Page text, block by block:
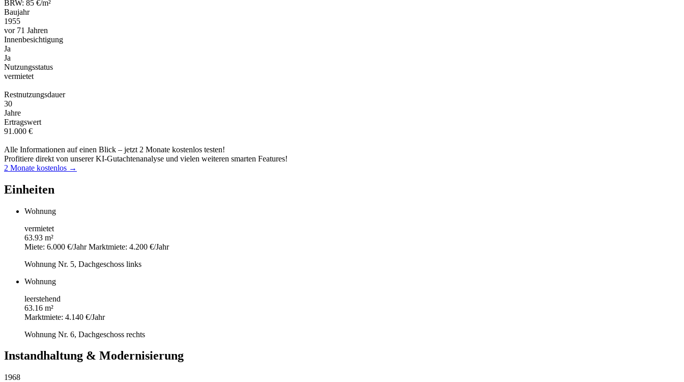
BRW: 85 €/m²
Baujahr
1955
vor 71 Jahren
Innenbesichtigung
Ja
Ja
Nutzungsstatus
vermietet
Restnutzungsdauer
30
Jahre
Ertragswert
91.000 €
Alle Informationen auf einen Blick – jetzt 2 Monate kostenlos testen!
Profitiere direkt von unserer KI-Gutachtenanalyse und vielen weiteren smarten Features!
2 Monate kostenlos →
Einheiten
Wohnung
vermietet
63.93 m²
Miete: 6.000 €/JahrMarktmiete: 4.200 €/Jahr
Wohnung Nr. 5, Dachgeschoss links
Wohnung
leerstehend
63.16 m²
Marktmiete: 4.140 €/Jahr
Wohnung Nr. 6, Dachgeschoss rechts
Instandhaltung & Modernisierung
1968